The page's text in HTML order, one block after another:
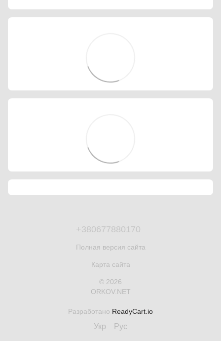
+380677880170
Полная версия сайта
Карта сайта
© 2026
ORKOV.NET
Разработано ReadyCart.io
Укр Рус